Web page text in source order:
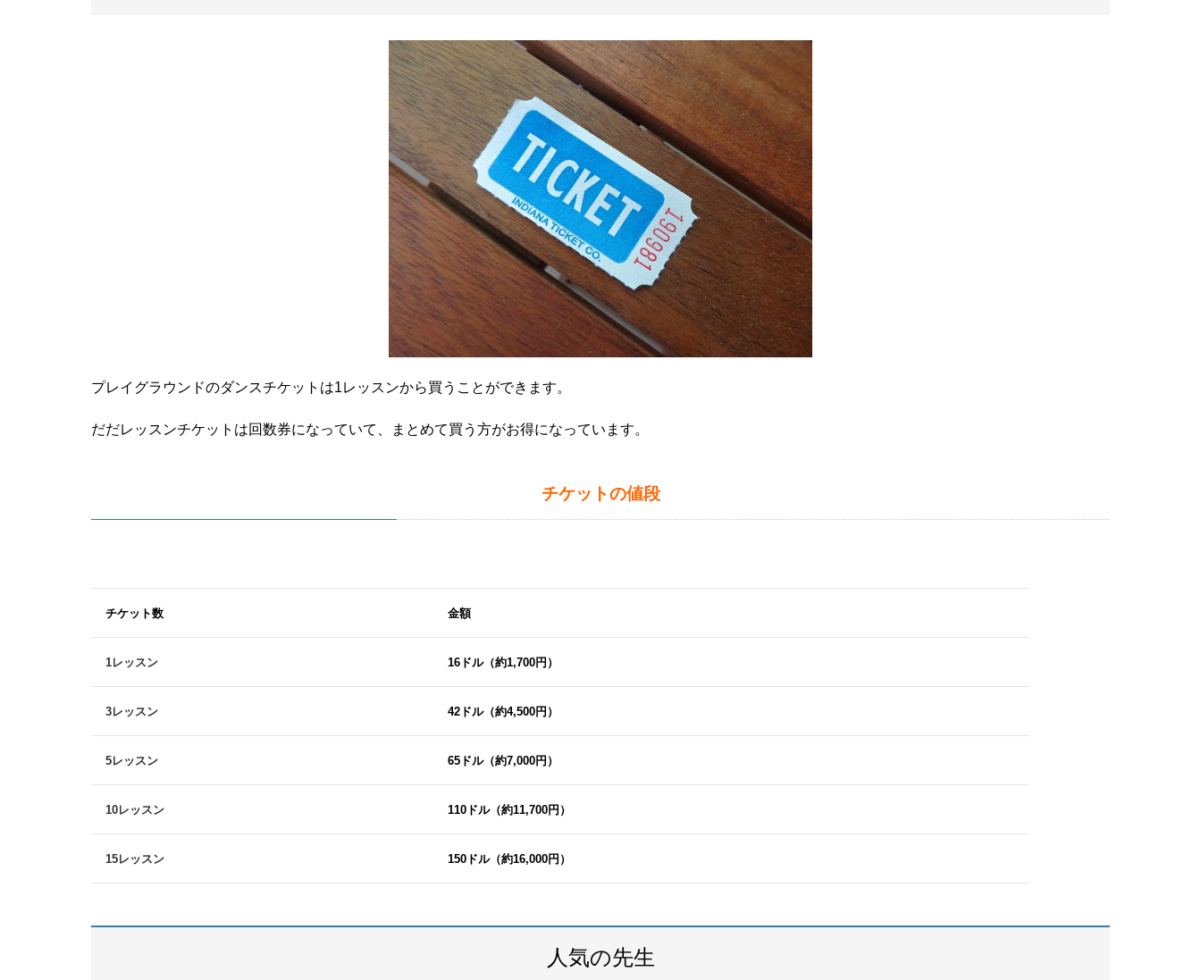
プレイグラウンドのダンスチケットは1レッスンから買うことができます。
だだレッスンチケットは回数券になっていて、まとめて買う方がお得になっています。
チケットの値段
チケット数 金額
1レッスン 16ドル（約1,700円）
3レッスン 42ドル（約4,500円）
5レッスン 65ドル（約7,000円）
10レッスン 110ドル（約11,700円）
15レッスン 150ドル（約16,000円）
人気の先生